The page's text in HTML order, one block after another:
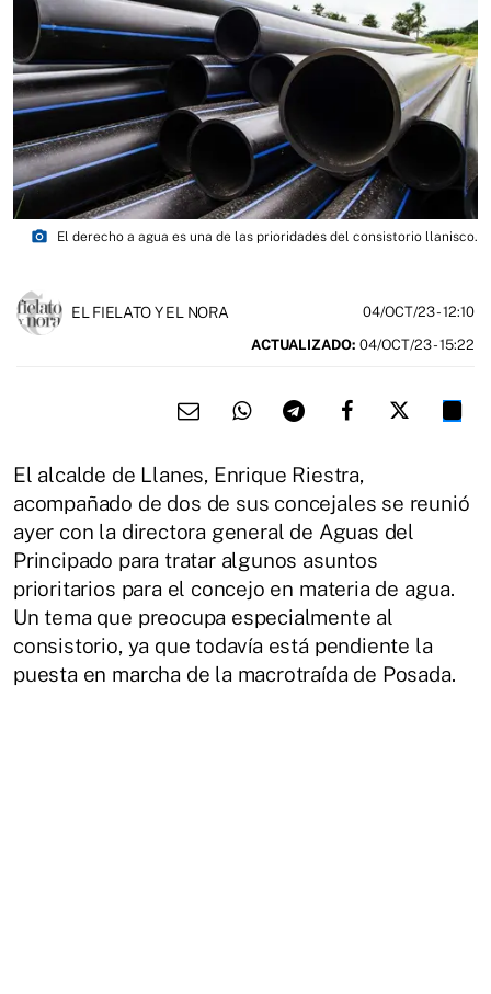
photo_camera El derecho a agua es una de las prioridades del consistorio llanisco.
EL FIELATO Y EL NORA 04/OCT/23- 12:10
ACTUALIZADO: 04/OCT/23 - 15:22
El alcalde de Llanes, Enrique Riestra,
acompañado de dos de sus concejales se reunió
ayer con la directora general de Aguas del
Principado para tratar algunos asuntos
prioritarios para el concejo en materia de agua.
Un tema que preocupa especialmente al
consistorio, ya que todavía está pendiente la
puesta en marcha de la macrotraída de Posada.